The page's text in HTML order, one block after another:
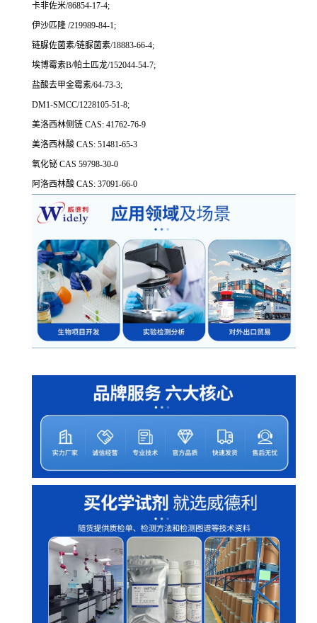
卡非佐米/86854-17-4;
伊沙匹隆 /219989-84-1;
链脲佐菌素/链脲菌素/18883-66-4;
埃博霉素B/帕土匹龙/152044-54-7;
盐酸去甲金霉素/64-73-3;
DM1-SMCC/1228105-51-8;
美洛西林侧链 CAS: 41762-76-9
美洛西林酸 CAS: 51481-65-3
氧化铋 CAS 59798-30-0
阿洛西林酸 CAS: 37091-66-0